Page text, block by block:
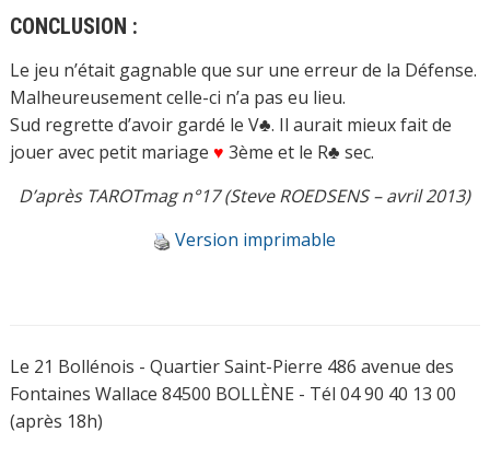
CONCLUSION :
Le jeu n’était gagnable que sur une erreur de la Défense.
Malheureusement celle-ci n’a pas eu lieu.
Sud regrette d’avoir gardé le V♣. Il aurait mieux fait de
jouer avec petit mariage ♥ 3ème et le R♣ sec.
D’après TAROTmag n°17 (Steve ROEDSENS – avril 2013)
Version imprimable
Le 21 Bollénois - Quartier Saint-Pierre 486 avenue des
Fontaines Wallace 84500 BOLLÈNE - Tél 04 90 40 13 00
(après 18h)